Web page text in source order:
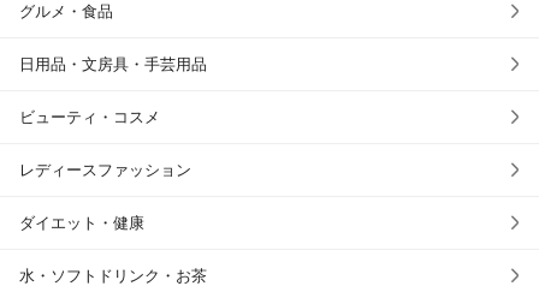
グルメ・食品
日用品・文房具・手芸用品
ビューティ・コスメ
レディースファッション
ダイエット・健康
水・ソフトドリンク・お茶